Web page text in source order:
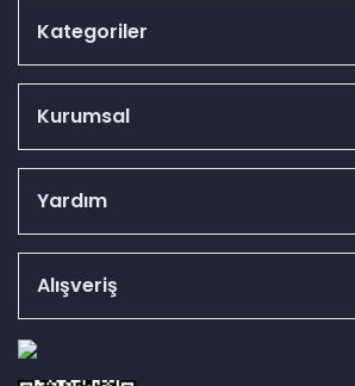
Kategoriler
Kurumsal
Yardım
Alışveriş